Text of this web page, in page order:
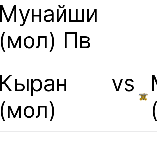
Мунайши
(мол) Пв
Кыран
(мол)
vs